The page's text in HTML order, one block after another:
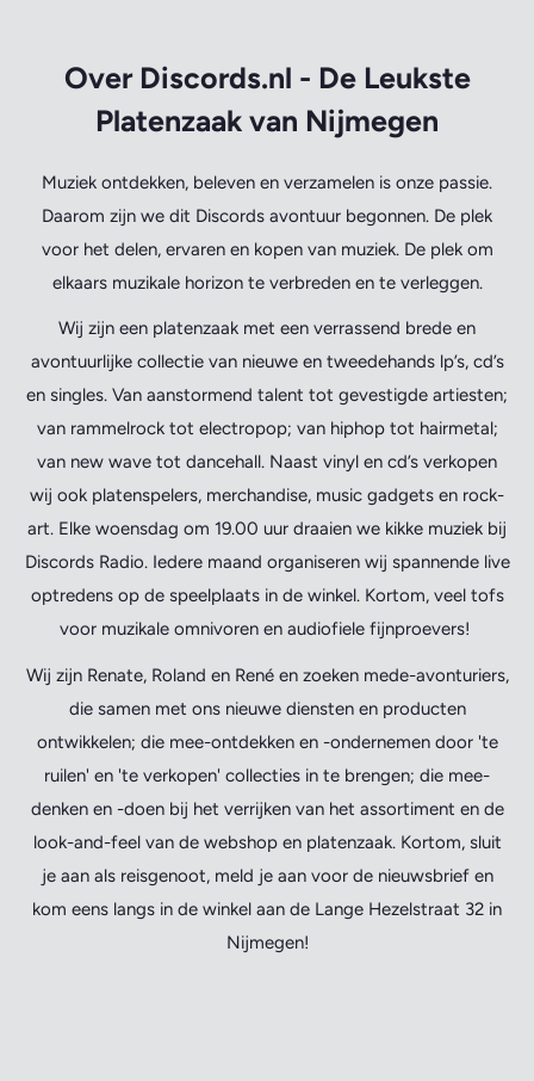
Over Discords.nl - De Leukste
Platenzaak van Nijmegen
Muziek ontdekken, beleven en verzamelen is onze passie.
Daarom zijn we dit Discords avontuur begonnen. De plek
voor het delen, ervaren en kopen van muziek. De plek om
elkaars muzikale horizon te verbreden en te verleggen.
Wij zijn een platenzaak met een verrassend brede en
avontuurlijke collectie van nieuwe en tweedehands lp’s, cd’s
en singles. Van aanstormend talent tot gevestigde artiesten;
van rammelrock tot electropop; van hiphop tot hairmetal;
van new wave tot dancehall. Naast vinyl en cd’s verkopen
wij ook platenspelers, merchandise, music gadgets en rock-
art. Elke woensdag om 19.00 uur draaien we kikke muziek bij
Discords Radio. Iedere maand organiseren wij spannende live
optredens op de speelplaats in de winkel. Kortom, veel tofs
voor muzikale omnivoren en audiofiele fijnproevers!
Wij zijn Renate, Roland en René en zoeken mede-avonturiers,
die samen met ons nieuwe diensten en producten
ontwikkelen; die mee-ontdekken en -ondernemen door 'te
ruilen' en 'te verkopen' collecties in te brengen; die mee-
denken en -doen bij het verrijken van het assortiment en de
look-and-feel van de webshop en platenzaak. Kortom, sluit
je aan als reisgenoot, meld je aan voor de nieuwsbrief en
kom eens langs in de winkel aan de Lange Hezelstraat 32 in
Nijmegen!